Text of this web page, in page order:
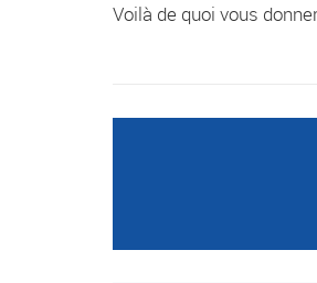
Voilà de quoi vous